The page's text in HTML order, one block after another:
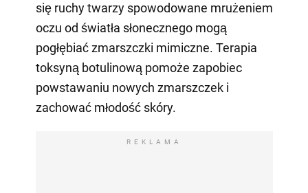
się ruchy twarzy spowodowane mrużeniem
oczu od światła słonecznego mogą
pogłębiać zmarszczki mimiczne. Terapia
toksyną botulinową pomoże zapobiec
powstawaniu nowych zmarszczek i
zachować młodość skóry.
REKLAMA